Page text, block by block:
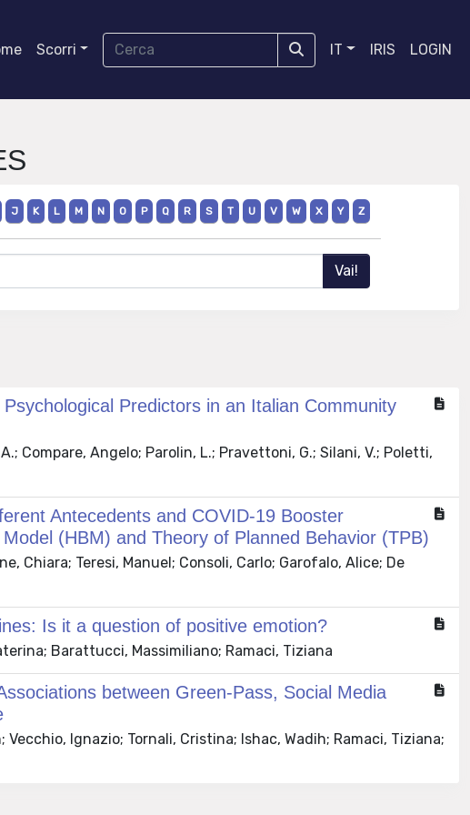
Scorri IT IRIS LOGIN
J K L M N O P Q R S T U V W X Y Z
Predictors in an Italian Community
Compare, Angelo; Parolin, L.; Pravettoni, G.; Silani, V.; Poletti,
Antecedents and COVID-19 Booster
(HBM) and Theory of Planned Behavior (TPB)
Chiara; Teresi, Manuel; Consoli, Carlo; Garofalo, Alice; De
Is it a question of positive emotion?
Barattucci, Massimiliano; Ramaci, Tiziana
between Green-Pass, Social Media
Ignazio; Tornali, Cristina; Ishac, Wadih; Ramaci, Tiziana;